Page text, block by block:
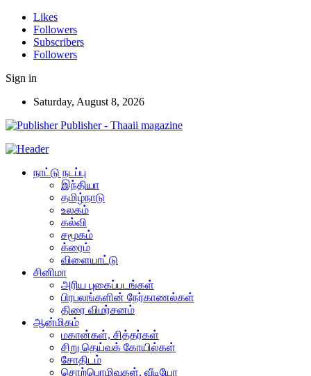
Likes
Followers
Subscribers
Followers
Sign in
Saturday, August 8, 2026
Publisher - Thaaii magazine
நாட்டு நடப்பு
இந்தியா
தமிழ்நாடு
உலகம்
கல்வி
சமூகம்
க்ரைம்
விளையாட்டு
சினிமா
அரிய புகைப்படங்கள்
பிரபலங்களின் நேர்காணல்கள்
திரை விமர்சனம்
ஆன்மிகம்
மகான்கள், சித்தர்கள்
சிறு தெய்வக் கோயில்கள்
சோதிடம்
சொற்பொழிவுகள், வீடியோ